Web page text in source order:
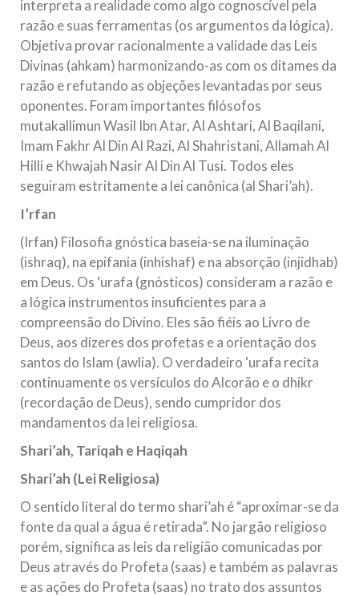
interpreta a realidade como algo cognoscível pela
razão e suas ferramentas (os argumentos da lógica).
Objetiva provar racionalmente a validade das Leis
Divinas (ahkam) harmonizando-as com os ditames da
razão e refutando as objeções levantadas por seus
oponentes. Foram importantes filósofos
mutakallimun Wasil Ibn Atar, Al Ashtari, Al Baqilani,
Imam Fakhr Al Din Al Razi, Al Shahristani, Allamah Al
Hilli e Khwajah Nasir Al Din Al Tusi. Todos eles
seguiram estritamente a lei canônica (al Shari’ah).
I’rfan
(Irfan) Filosofia gnóstica baseia-se na iluminação
(ishraq), na epifania (inhishaf) e na absorção (injidhab)
em Deus. Os ‘urafa (gnósticos) consideram a razão e
a lógica instrumentos insuficientes para a
compreensão do Divino. Eles são fiéis ao Livro de
Deus, aos dizeres dos profetas e a orientação dos
santos do Islam (awlia). O verdadeiro ‘urafa recita
continuamente os versículos do Alcorão e o dhikr
(recordação de Deus), sendo cumpridor dos
mandamentos da lei religiosa.
Shari’ah, Tariqah e Haqiqah
Shari’ah (Lei Religiosa)
O sentido literal do termo shari’ah é “aproximar-se da
fonte da qual a água é retirada”. No jargão religioso
porém, significa as leis da religião comunicadas por
Deus através do Profeta (saas) e também as palavras
e as ações do Profeta (saas) no trato dos assuntos